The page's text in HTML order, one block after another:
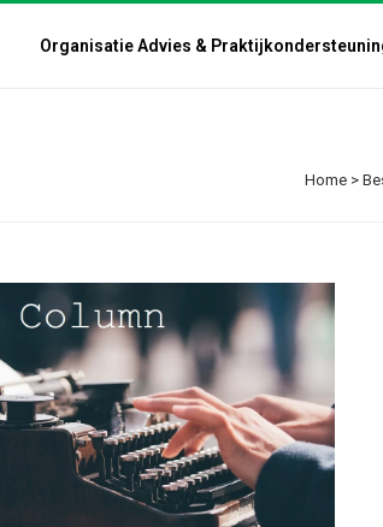
Organisatie Advies &
Home >